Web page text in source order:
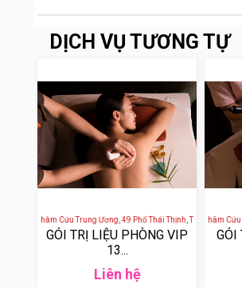
DỊCH VỤ TƯƠNG TỰ
Viện Châm Cứu Trung Ương, 49 Phố Thái Thịnh, Thịnh Quang,
GÓI TRỊ LIỆU PHÒNG VIP
13...
Liên hệ
Sen Tài Thu - Bệnh Viện Châm Cứu
GÓI